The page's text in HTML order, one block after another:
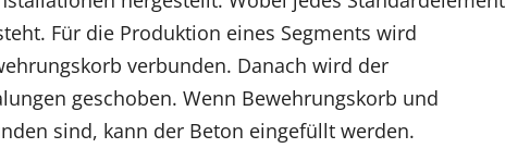
Für die Produktion eines Segments wird
verbunden. Danach wird der
geschoben. Wenn Bewehrungskorb und
sind, kann der Beton eingefüllt werden.